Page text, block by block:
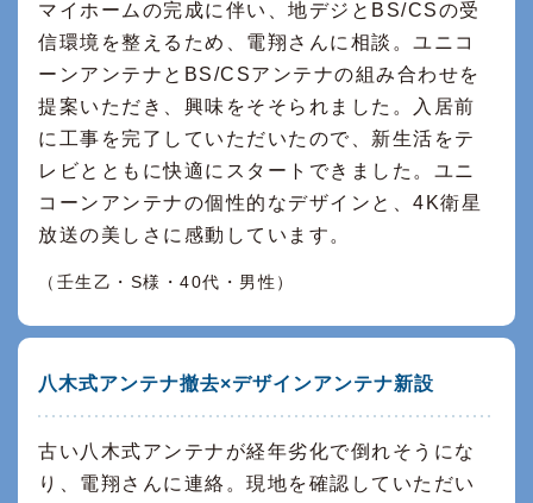
マイホームの完成に伴い、地デジとBS/CSの受
信環境を整えるため、電翔さんに相談。ユニコ
ーンアンテナとBS/CSアンテナの組み合わせを
提案いただき、興味をそそられました。入居前
に工事を完了していただいたので、新生活をテ
レビとともに快適にスタートできました。ユニ
コーンアンテナの個性的なデザインと、4K衛星
放送の美しさに感動しています。
（壬生乙・S様・40代・男性）
八木式アンテナ撤去×デザインアンテナ新設
古い八木式アンテナが経年劣化で倒れそうにな
り、電翔さんに連絡。現地を確認していただい